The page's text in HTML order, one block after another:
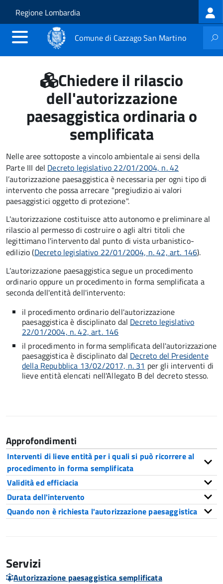
Salta al contenuto principale
Skip to site navigation
Regione Lombardia
Comune di Cazzago San Martino
Chiedere il rilascio
dell'autorizzazione
paesaggistica ordinaria o
semplificata
Nelle aree sottoposte a vincolo ambientale ai sensi della
Parte III del Decreto legislativo 22/01/2004, n. 42
l’autorizzazione paesaggistica è necessaria per ogni tipo di
intervento che possa arrecare "pregiudizio ai valori
paesaggistici oggetto di protezione".
L'autorizzazione costituisce atto autonomo e preliminare al
rilascio al permesso di costruire o agli altri titoli che
legittimano l'intervento dal punto di vista urbanistico-
edilizio (Decreto legislativo 22/01/2004, n. 42, art. 146).
L’autorizzazione paesaggistica segue un procedimento
ordinario oppure un procedimento in forma semplificata a
seconda dell'entità dell'intervento:
il procedimento ordinario dell'autorizzazione
paesaggistica è disciplinato dal Decreto legislativo
22/01/2004, n. 42, art. 146
il procedimento in forma semplificata dell'autorizzazione
paesaggistica è disciplinato dal Decreto del Presidente
della Repubblica 13/02/2017, n. 31 per gli interventi di
lieve entità elencati nell'Allegato B del decreto stesso.
Approfondimenti
Interventi di lieve entità per i quali si può ricorrere al
procedimento in forma semplificata
Validità ed efficiacia
Durata dell'intervento
Quando non è richiesta l'autorizzazione paesaggistica
Servizi
Autorizzazione paesaggistica semplificata